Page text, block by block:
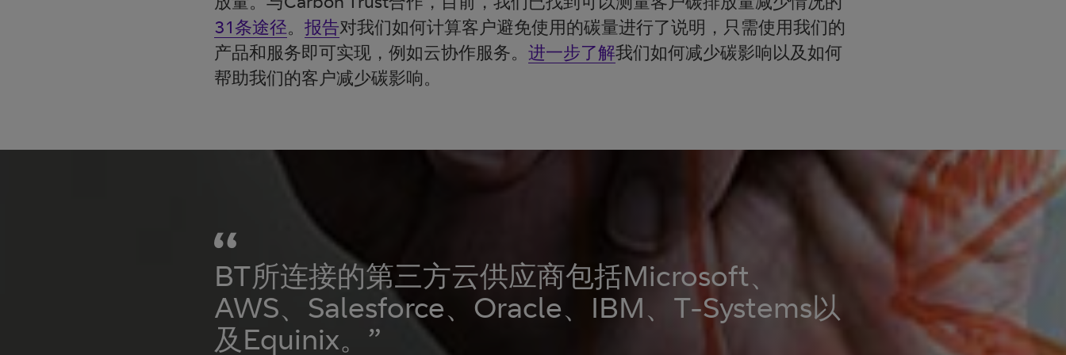
31条途径。 报告对我们如何计算客户避免使用的碳量进行了说明，只需使用我们的
产品和服务即可实现，例如云协作服务。 进一步了解我们如何减少碳影响以及如何
帮助我们的客户减少碳影响。
BT所连接的第三方云供应商包括Microsoft、
AWS、Salesforce、Oracle、IBM、T-Systems以
及Equinix。”